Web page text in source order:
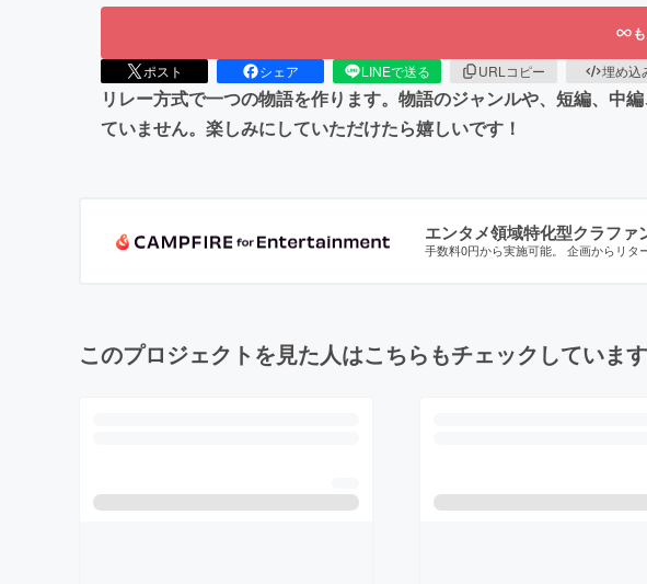
ポスト シェア LINEで送る URLコピー 埋め込
リレー方式で一つの物語を作ります。物語のジャンルや、短編、中
ていません。楽しみにしていただけたら嬉しいです！
エンタメ領域特化型クラファ
手数料0円から実施可能。 企画からリタ
このプロジェクトを見た人はこちらもチェックしています